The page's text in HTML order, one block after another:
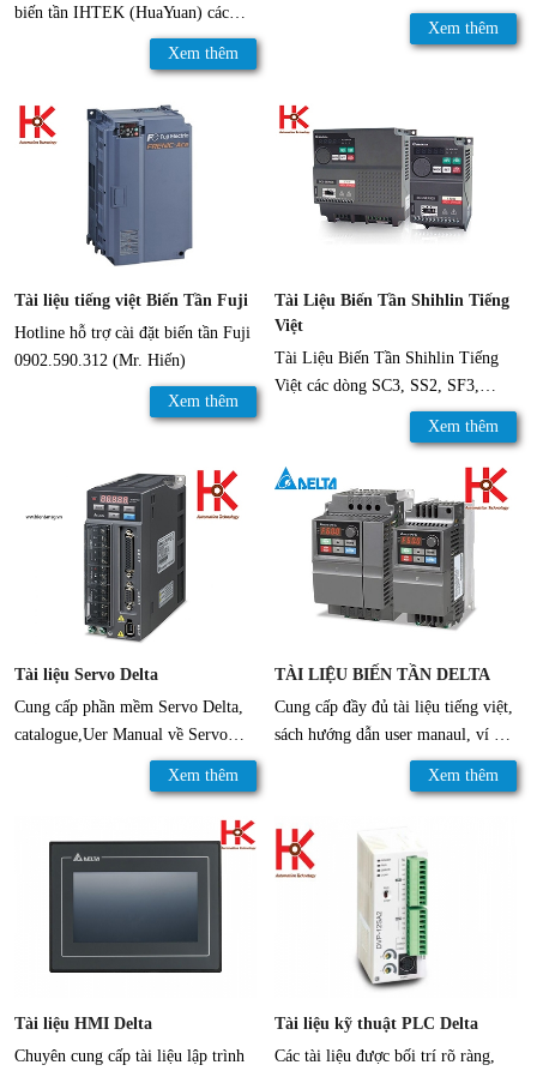
biến tần IHTEK (HuaYuan) các
Xem thêm
Xem thêm
Tài liệu tiếng việt Biến Tần Fuji
Hotline hỗ trợ cài đặt biến tần Fuji
0902.590.312 (Mr. Hiến)
Xem thêm
Tài Liệu Biến Tần Shihlin Tiếng
Việt
Tài Liệu Biến Tần Shihlin Tiếng
Việt các dòng SC3, SS2, SF3,
Xem thêm
Tài liệu Servo Delta
Cung cấp phần mềm Servo Delta,
catalogue,Uer Manual về Servo
Xem thêm
TÀI LIỆU BIẾN TẦN DELTA
Cung cấp đầy đủ tài liệu tiếng việt,
sách hướng dẫn user manaul, ví dụ
toàn bằng tiếng việt.
Xem thêm
Tài liệu HMI Delta
Chuyên cung cấp tài liệu lập trình
Tài liệu kỹ thuật PLC Delta
Các tài liệu được bối trí rõ ràng,